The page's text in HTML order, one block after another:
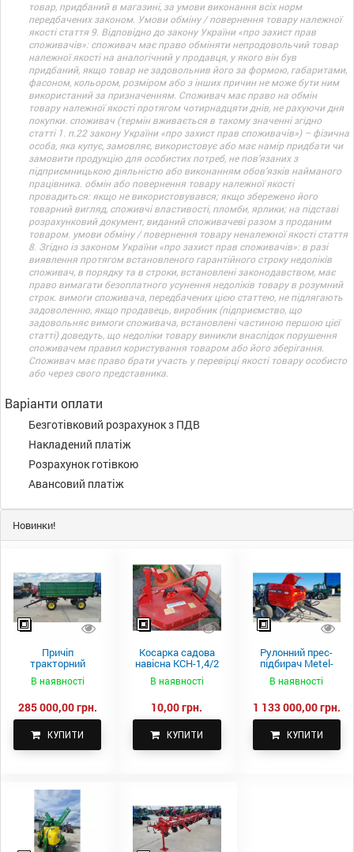
товар, придбаний в магазині, за умови виконання всіх норм
передбачених законом. Умови обміну / повернення товару належної
якості стаття 9. Відповідно до закону України «про захист прав
споживачів»: споживач має право обміняти непродовольчий товар
належної якості на аналогічний у продавця, у якого він був
придбаний, якщо товар не задовольнив його за формою, габаритами,
фасоном, кольором, розміром або з інших причин не може бути ним
використаний за призначенням. Споживач має право на обмін
товару належної якості протягом чотирнадцяти днів, не рахуючи дня
покупки. споживач (термін вживається в такому значенні згідно
статті 1. п.22 закону України «про захист прав споживачів») – фізична
особа, яка купує, замовляє, використовує або має намір придбати чи
замовити продукцію для особистих потреб, не пов’язаних з
підприємницькою діяльністю або виконанням обов’язків найманого
працівника. обмін або повернення товару належної якості
провадиться: якщо не використовувався; якщо збережено його
товарний вигляд, споживчі властивості, пломби, ярлики; на підставі
розрахунковий документ, виданий споживачеві разом з проданим
товаром. умови обміну / повернення товару неналежної якості стаття
8. Згідно із законом України «про захист прав споживачів»: в разі
виявлення протягом встановленого гарантійного строку недоліків
споживач, в порядку та в строки, встановлені законодавством, має
право вимагати безоплатного усунення недоліків товару в розумний
строк. вимоги споживача, передбачених цією статтею, не підлягають
задоволенню, якщо продавець, виробник (підприємство, що
задовольняє вимоги споживача, встановлені частиною першою цієї
статті) доведуть, що недоліки товару виникли внаслідок порушення
споживачем правил користування товаром або його зберігання.
Споживач має право брати участь у перевірці якості товару особисто
або через свого представника.
Варіанти оплати
Безготівковий розрахунок з ПДВ
Накладений платіж
Розрахунок готівкою
Авансовий платіж
Новинки!
Причіп
тракторний
самоскидний
Spike 2 ПТС-4
В наявності
285 000,00 грн.
КУПИТИ
Косарка садова
навісна КСН-1,4/2
В наявності
10,00 грн.
КУПИТИ
Рулонний прес-
підбирач Metel-
Fach Z 587
В наявності
1 133 000,00 грн.
КУПИТИ